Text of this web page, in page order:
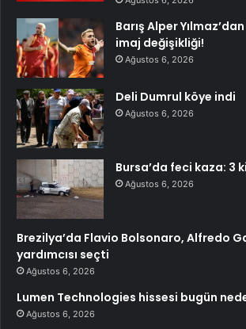
Barış Alper
imaj değişikliği!
Ağustos 6, 2026
Deli Dumrul köye indi
Ağustos 6, 2026
Bursa’da feci kaza: 3
Ağustos 6, 2026
Brezilya’da Flavio Bolsonaro, Alfredo
yardımcısı seçti
Ağustos 6, 2026
Lumen Technologies hissesi bugün
Ağustos 6, 2026